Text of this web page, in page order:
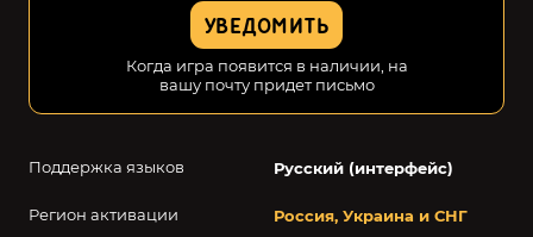
УВЕДОМИТЬ
Когда игра появится в наличии, на
вашу почту придет письмо
Поддержка языков Русский (интерфейс)
Регион активации Россия, Украина и СНГ